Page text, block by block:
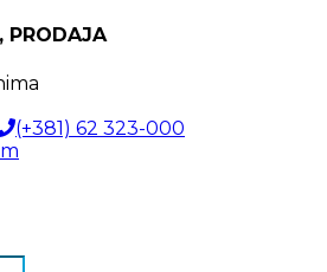
PRODAJA
(+381) 62 323-000